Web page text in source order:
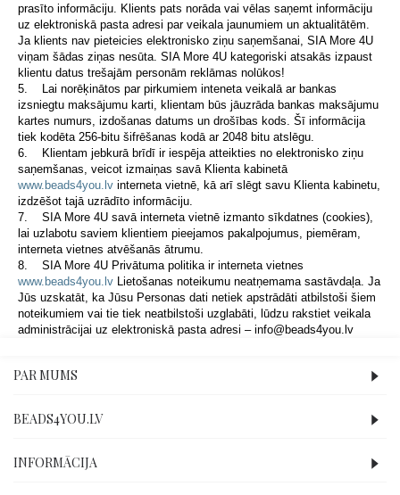
prasīto informāciju. Klients pats norāda vai vēlas saņemt informāciju
uz elektroniskā pasta adresi par veikala jaunumiem un aktualitātēm.
Ja klients nav pieteicies elektronisko ziņu saņemšanai, SIA More 4U
viņam šādas ziņas nesūta. SIA More 4U kategoriski atsakās izpaust
klientu datus trešajām personām reklāmas nolūkos!
5. Lai norēķinātos par pirkumiem inteneta veikalā ar bankas
izsniegtu maksājumu karti, klientam būs jāuzrāda bankas maksājumu
kartes numurs, izdošanas datums un drošības kods. Šī informācija
tiek kodēta 256-bitu šifrēšanas kodā ar 2048 bitu atslēgu.
6. Klientam jebkurā brīdī ir iespēja atteikties no elektronisko ziņu
saņemšanas, veicot izmaiņas savā Klienta kabinetā
www.beads4you.lv interneta vietnē, kā arī slēgt savu Klienta kabinetu,
izdzēšot tajā uzrādīto informāciju.
7. SIA More 4U savā interneta vietnē izmanto sīkdatnes (cookies),
lai uzlabotu saviem klientiem pieejamos pakalpojumus, piemēram,
interneta vietnes atvēšanās ātrumu.
8. SIA More 4U Privātuma politika ir interneta vietnes
www.beads4you.lv Lietošanas noteikumu neatņemama sastāvdaļa. Ja
Jūs uzskatāt, ka Jūsu Personas dati netiek apstrādāti atbilstoši šiem
noteikumiem vai tie tiek neatbilstoši uzglabāti, lūdzu rakstiet veikala
administrācijai uz elektroniskā pasta adresi – info@beads4you.lv
PAR MUMS
BEADS4YOU.LV
INFORMĀCIJA